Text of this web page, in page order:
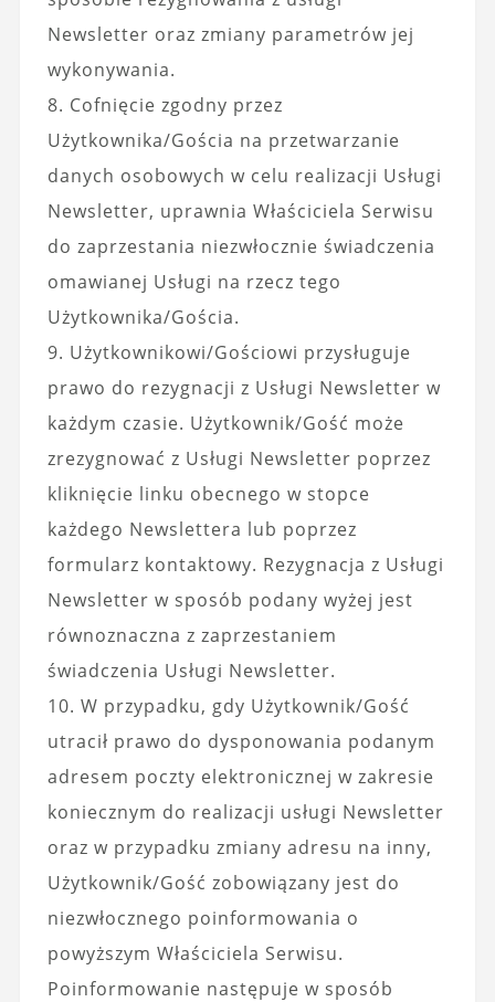
Newsletter oraz zmiany parametrów jej
wykonywania.
8. Cofnięcie zgodny przez
Użytkownika/Gościa na przetwarzanie
danych osobowych w celu realizacji Usługi
Newsletter, uprawnia Właściciela Serwisu
do zaprzestania niezwłocznie świadczenia
omawianej Usługi na rzecz tego
Użytkownika/Gościa.
9. Użytkownikowi/Gościowi przysługuje
prawo do rezygnacji z Usługi Newsletter w
każdym czasie. Użytkownik/Gość może
zrezygnować z Usługi Newsletter poprzez
kliknięcie linku obecnego w stopce
każdego Newslettera lub poprzez
formularz kontaktowy. Rezygnacja z Usługi
Newsletter w sposób podany wyżej jest
równoznaczna z zaprzestaniem
świadczenia Usługi Newsletter.
10. W przypadku, gdy Użytkownik/Gość
utracił prawo do dysponowania podanym
adresem poczty elektronicznej w zakresie
koniecznym do realizacji usługi Newsletter
oraz w przypadku zmiany adresu na inny,
Użytkownik/Gość zobowiązany jest do
niezwłocznego poinformowania o
powyższym Właściciela Serwisu.
Poinformowanie następuje w sposób